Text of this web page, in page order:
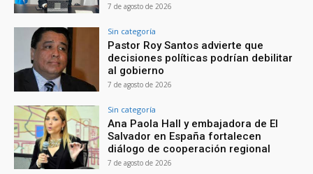
7 de agosto de 2026
Sin categoría
Pastor Roy Santos advierte que
decisiones políticas podrían debilitar
al gobierno
7 de agosto de 2026
Sin categoría
Ana Paola Hall y embajadora de El
Salvador en España fortalecen
diálogo de cooperación regional
7 de agosto de 2026